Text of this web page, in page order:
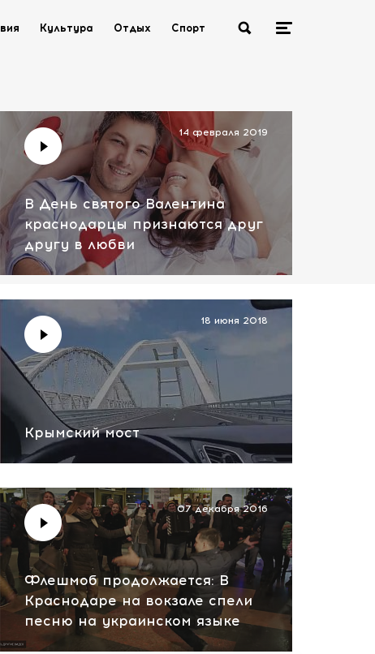
Культура Отдых Спорт
В День святого Валентина
краснодарцы признаются друг
другу в любви
14 февраля 2019
Крымский мост
18 июня 2018
Флешмоб продолжается: В
Краснодаре на вокзале спели
песню на украинском языке
07 декабря 2016